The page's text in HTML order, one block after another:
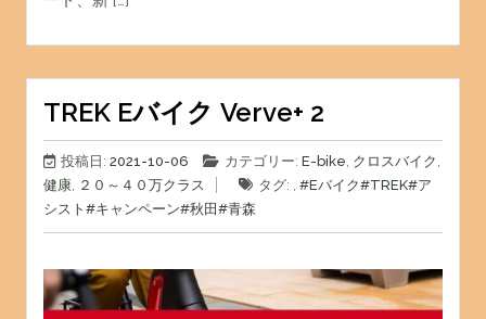
TREK Eバイク Verve+ 2
投稿日: 2021-10-06 カテゴリー: E-bike, クロスバイク ,
健康, ２０～４０万クラス タグ: , #Eバイク#TREK#ア
シスト #キャンペーン#秋田 #青森